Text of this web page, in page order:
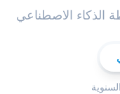
الذكاء الاصطناعي